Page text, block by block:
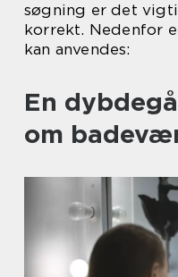
søgning er det
korrekt. Nedenfor
kan anvendes:
En
om